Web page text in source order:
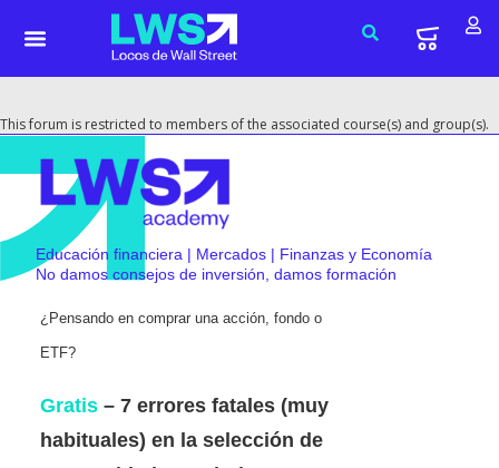
This forum is restricted to members of the associated course(s) and group(s).
Educación financiera | Mercados | Finanzas y Economía
No damos consejos de inversión, damos formación
¿Pensando en comprar una acción, fondo o
ETF?
Gratis – 7 errores fatales (muy
habituales) en la selección de